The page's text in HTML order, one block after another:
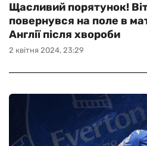
2 квітня 2024, 23:29
Щасливий порятунок!
повернувся на поле в
Англії після хвороби